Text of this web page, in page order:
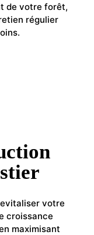
de votre forêt,
régulier
votre
croissance
maximisant